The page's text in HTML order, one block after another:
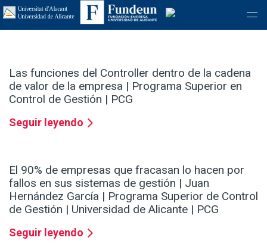
Las funciones del Controller dentro de la cadena
de valor de la empresa | Programa Superior en
Control de Gestión | PCG
Seguir leyendo
El 90% de empresas que fracasan lo hacen por
fallos en sus sistemas de gestión | Juan
Hernández García | Programa Superior de Control
de Gestión | Universidad de Alicante | PCG
Seguir leyendo